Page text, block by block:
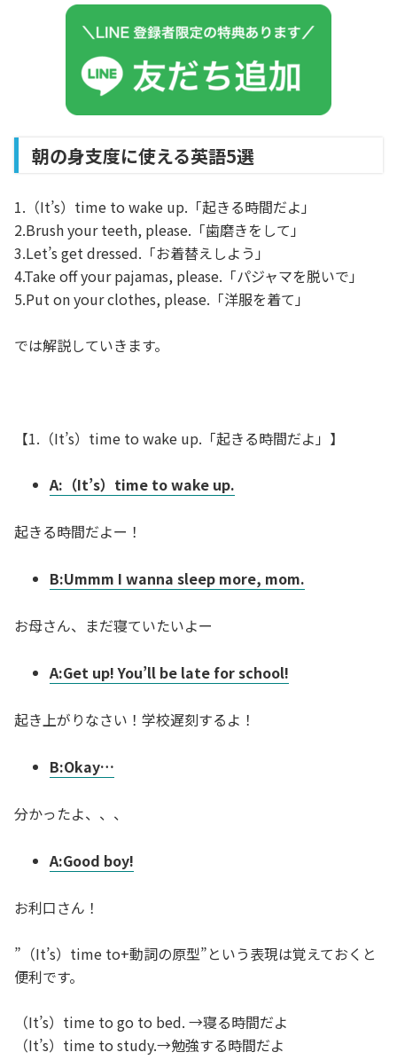
朝の身支度に使える英語5選
1.（It’s）time to wake up.「起きる時間だよ」
2.Brush your teeth, please.「歯磨きをして」
3.Let’s get dressed.「お着替えしよう」
4.Take off your pajamas, please.「パジャマを脱いで」
5.Put on your clothes, please.「洋服を着て」
では解説していきます。
【1.（It’s）time to wake up.「起きる時間だよ」】
A:（It’s）time to wake up.
起きる時間だよー！
B:Ummm I wanna sleep more, mom.
お母さん、まだ寝ていたいよー
A:Get up! You’ll be late for school!
起き上がりなさい！学校遅刻するよ！
B:Okay…
分かったよ、、、
A:Good boy!
お利口さん！
”（It’s）time to+動詞の原型”という表現は覚えておくと
便利です。
（It’s）time to go to bed. →寝る時間だよ
（It’s）time to study.→勉強する時間だよ